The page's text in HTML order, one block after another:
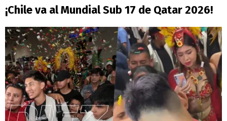
¡Chile va al Mundial Sub 17 de Qatar 2026!